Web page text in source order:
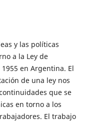
y las políticas
a la Ley de
en Argentina. El
de una ley nos
que se
en torno a los
El trabajo